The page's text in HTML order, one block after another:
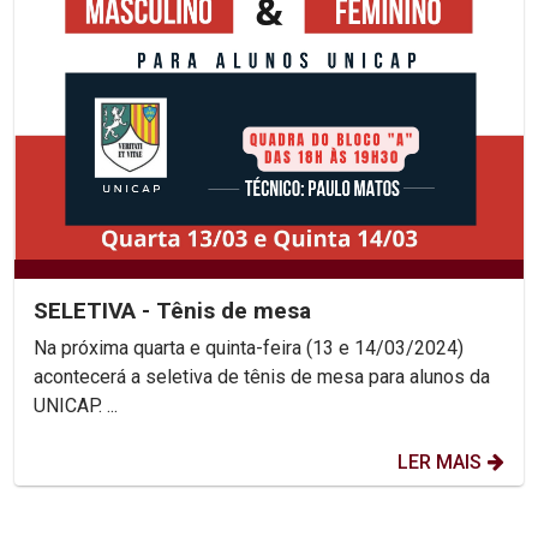
SELETIVA - Tênis de mesa
Na próxima quarta e quinta-feira (13 e 14/03/2024)
acontecerá a seletiva de tênis de mesa para alunos da
UNICAP. ...
LER MAIS